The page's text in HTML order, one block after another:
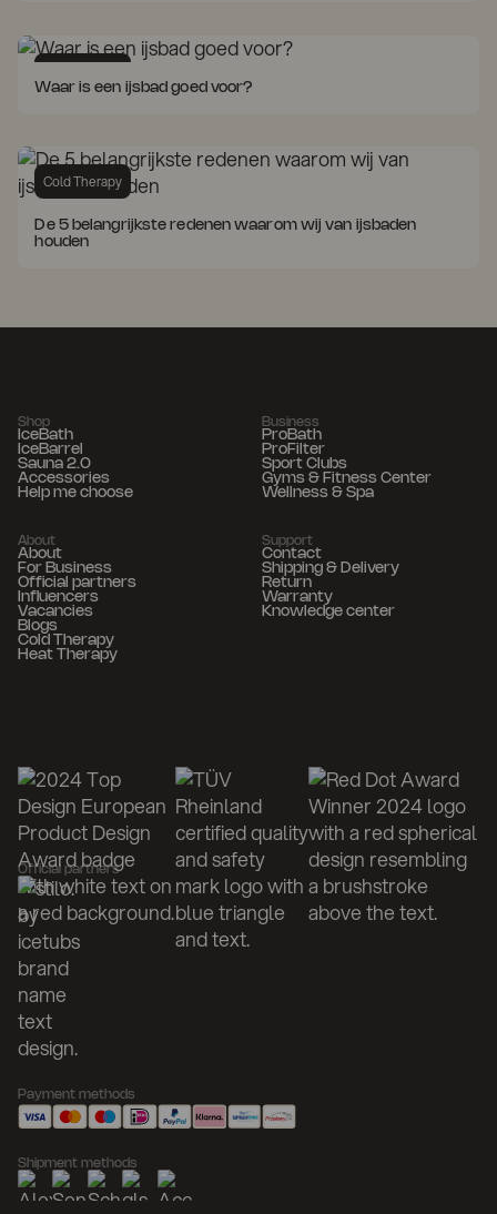
Waar is een ijsbad goed voor?
Cold Therapy
De 5 belangrijkste redenen waarom wij van ijsbaden
houden
Shop
IceBath
IceBarrel
Sauna 2.0
Accessories
Help me choose
Business
ProBath
ProFilter
Sport Clubs
Gyms & Fitness Center
Wellness & Spa
About
About
For Business
Official partners
Influencers
Vacancies
Blogs
Cold Therapy
Heat Therapy
Support
Contact
Shipping & Delivery
Return
Warranty
Knowledge center
Official partners
Payment methods
Shipment methods